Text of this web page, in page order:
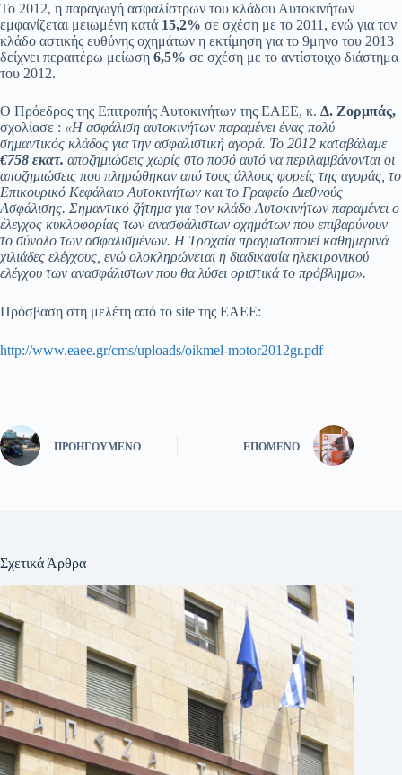
Το 2012, η παραγωγή ασφαλίστρων του κλάδου Αυτοκινήτων
εμφανίζεται μειωμένη κατά 15,2% σε σχέση με το 2011, ενώ για τον
κλάδο αστικής ευθύνης οχημάτων η εκτίμηση για το 9μηνο του 2013
δείχνει περαιτέρω μείωση 6,5% σε σχέση με το αντίστοιχο διάστημα
του 2012.
Ο Πρόεδρος της Επιτροπής Αυτοκινήτων της ΕΑΕΕ, κ. Δ. Ζορμπάς,
σχολίασε : «Η ασφάλιση αυτοκινήτων παραμένει ένας πολύ
σημαντικός κλάδος για την ασφαλιστική αγορά. Το 2012 καταβάλαμε
€758 εκατ. αποζημιώσεις χωρίς στο ποσό αυτό να περιλαμβάνονται οι
αποζημιώσεις που πληρώθηκαν από τους άλλους φορείς της αγοράς, το
Επικουρικό Κεφάλαιο Αυτοκινήτων και το Γραφείο Διεθνούς
Ασφάλισης. Σημαντικό ζήτημα για τον κλάδο Αυτοκινήτων παραμένει ο
έλεγχος κυκλοφορίας των ανασφάλιστων οχημάτων που επιβαρύνουν
το σύνολο των ασφαλισμένων. Η Τροχαία πραγματοποιεί καθημερινά
χιλιάδες ελέγχους, ενώ ολοκληρώνεται η διαδικασία ηλεκτρονικού
ελέγχου των ανασφάλιστων που θα λύσει οριστικά το πρόβλημα».
Πρόσβαση στη μελέτη από το site της ΕΑΕΕ:
http://www.eaee.gr/cms/uploads/oikmel-motor2012gr.pdf
ΠΡΟΗΓΟΎΜΕΝΟ ΕΠΌΜΕΝΟ
Σχετικά Άρθρα